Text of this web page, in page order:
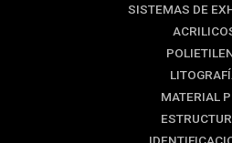
SISTEMAS DE
MATERIAL